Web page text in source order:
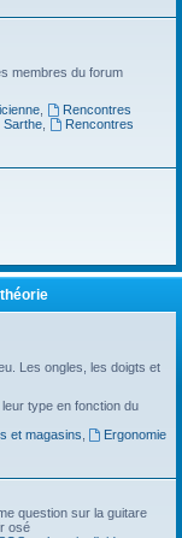
membres du forum
,
Rencontres
Sarthe,
Rencontres
Les ongles, les doigts et
type en fonction du
et magasins
Ergonomie
question sur la guitare
osé